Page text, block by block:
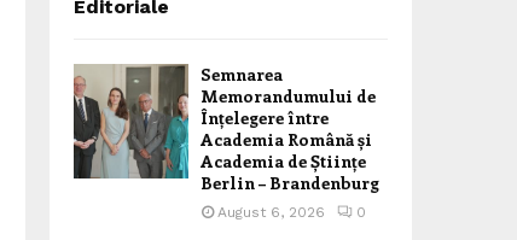
Editoriale
Semnarea
Memorandumului de
Înțelegere între
Academia Română și
Academia de Științe
Berlin – Brandenburg
August 6, 2026 0